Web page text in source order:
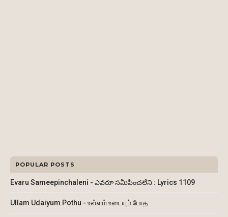
POPULAR POSTS
Evaru Sameepinchaleni - ఎవరూ సమీపించలేని : Lyrics 1109
Ullam Udaiyum Pothu - உள்ளம் உடையும் போத